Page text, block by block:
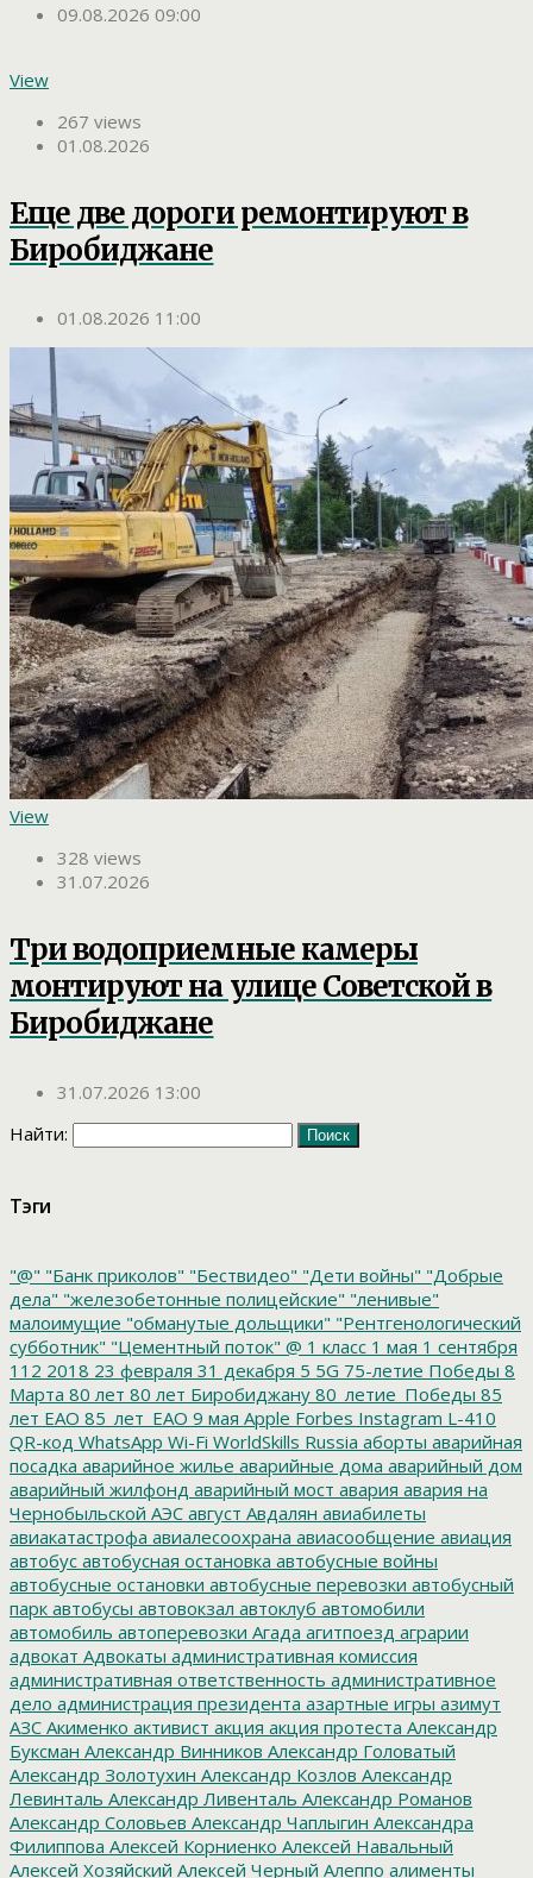
09.08.2026 09:00
View
267 views
01.08.2026
Еще две дороги ремонтируют в
Биробиджане
01.08.2026 11:00
View
328 views
31.07.2026
Три водоприемные камеры
монтируют на улице Советской в
Биробиджане
31.07.2026 13:00
Найти:
Тэги
"@" "Банк приколов" "Бествидео" "Дети войны" "Добрые
дела" "железобетонные полицейские" "ленивые"
малоимущие "обманутые дольщики" "Рентгенологический
субботник" "Цементный поток" @ 1 класс 1 мая 1 сентября
112 2018 23 февраля 31 декабря 5 5G 75-летие Победы 8
Марта 80 лет 80 лет Биробиджану 80_летие_Победы 85
лет ЕАО 85_лет_ЕАО 9 мая Apple Forbes Instagram L-410
QR-код WhatsApp Wi-Fi WorldSkills Russia аборты аварийная
посадка аварийное жилье аварийные дома аварийный дом
аварийный жилфонд аварийный мост авария авария на
Чернобыльской АЭС август Авдалян авиабилеты
авиакатастрофа авиалесоохрана авиасообщение авиация
автобус автобусная остановка автобусные войны
автобусные остановки автобусные перевозки автобусный
парк автобусы автовокзал автоклуб автомобили
автомобиль автоперевозки Агада агитпоезд аграрии
адвокат Адвокаты административная комиссия
административная ответственность административное
дело администрация президента азартные игры азимут
АЗС Акименко активист акция акция протеста Александр
Буксман Александр Винников Александр Головатый
Александр Золотухин Александр Козлов Александр
Левинталь Александр Ливенталь Александр Романов
Александр Соловьев Александр Чаплыгин Александра
Филиппова Алексей Корниенко Алексей Навальный
Алексей Хозяйский Алексей Черный Алеппо алименты